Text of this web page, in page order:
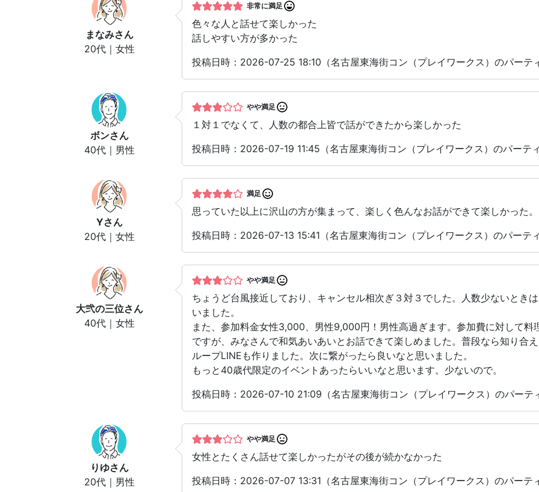
まなみさん
20代｜女性
非常に満足
色々な人と話せて楽しかった
話しやすい方が多かった
投稿日時：2026-07-25 18:10（名古屋東海街コン（プレイワークス）のパーテ
ボンさん
40代｜男性
やや満足
１対１でなくて、人数の都合上皆で話ができたから楽しかった
投稿日時：2026-07-19 11:45（名古屋東海街コン（プレイワークス）のパーティ
Yさん
20代｜女性
満足
思っていた以上に沢山の方が集まって、楽しく色んなお話ができて楽しかった。
投稿日時：2026-07-13 15:41（名古屋東海街コン（プレイワークス）のパーティ
大弐の三位さん
40代｜女性
やや満足
ちょうど台風接近しており、キャンセル相次ぎ３対３でした。人数少ないとき
いました。
また、参加料金女性3,000、男性9,000円！男性高過ぎます。参加費に対して料
ですが、みなさんで和気あいあいとお話できて楽しめました。普段なら知り合
ループLINEも作りました。次に繋がったら良いなと思いました。
もっと40歳代限定のイベントあったらいいなと思います。少ないので。
投稿日時：2026-07-10 21:09（名古屋東海街コン（プレイワークス）のパーテ
りゆさん
20代｜男性
やや満足
女性とたくさん話せて楽しかったがその後が続かなかった
投稿日時：2026-07-07 13:31（名古屋東海街コン（プレイワークス）のパーテ